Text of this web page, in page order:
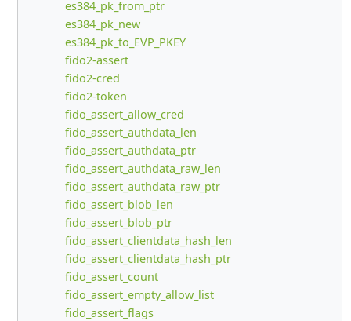
es384_pk_from_ptr
es384_pk_new
es384_pk_to_EVP_PKEY
fido2-assert
fido2-cred
fido2-token
fido_assert_allow_cred
fido_assert_authdata_len
fido_assert_authdata_ptr
fido_assert_authdata_raw_len
fido_assert_authdata_raw_ptr
fido_assert_blob_len
fido_assert_blob_ptr
fido_assert_clientdata_hash_len
fido_assert_clientdata_hash_ptr
fido_assert_count
fido_assert_empty_allow_list
fido_assert_flags